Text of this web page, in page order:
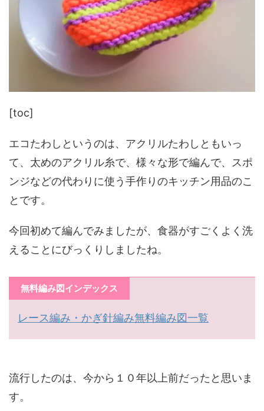
[toc]
エコたわしというのは、アクリルたわしともいっ
て、太めのアクリル糸で、様々な形で編んで、スポ
ンジなどの代わりに使う手作りのキッチン用品のこ
とです。
今回初めて編んでみましたが、食器がすごくよく洗
えることにびっくりしましたね。
無料編み図インデックス
レース編み・かぎ針編み無料編み図一覧
流行したのは、今から１０年以上前だったと思いま
す。